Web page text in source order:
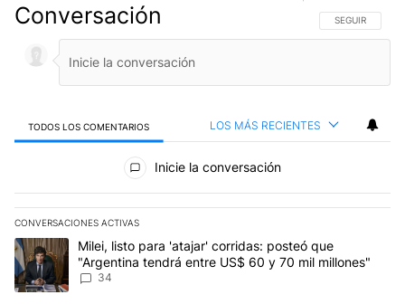
Conversación SIGA ESTA
SEGUIR
TODOS LOS COMENTARIOS LOS MÁS RECIENTES
Todos los comentarios
Inicie la conversación
CONVERSACIONES ACTIVAS
Este listado muestra los artículos con más comentarios en los
Un artículo de tendencia con el título "Milei, listo para 'atajar'
Milei, listo para 'atajar' corridas: posteó que
"Argentina tendrá entre US$ 60 y 70 mil millones"
34